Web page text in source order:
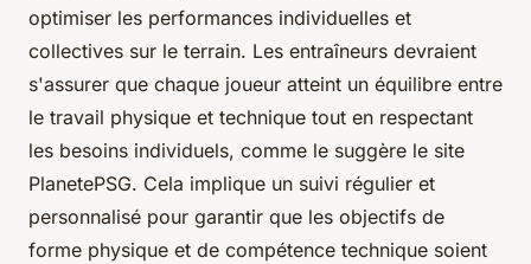
optimiser les performances individuelles et
collectives sur le terrain. Les entraîneurs devraient
s'assurer que chaque joueur atteint un équilibre entre
le travail physique et technique tout en respectant
les besoins individuels, comme le suggère le site
PlanetePSG. Cela implique un suivi régulier et
personnalisé pour garantir que les objectifs de
forme physique et de compétence technique soient